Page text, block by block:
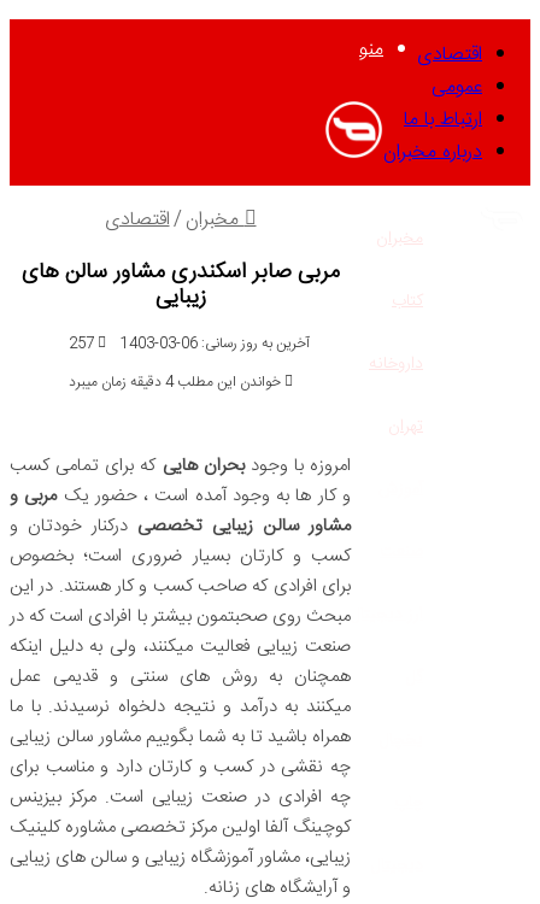
اقتصادی
عمومی
ارتباط با ما
درباره مخبران
منو
مخبران
کتاب
داروخانه
تهران
مخبران/اقتصادی
مربی صابر اسکندری مشاور سالن های
زیبایی
آخرین به روز رسانی: 06-03-1403
257
خواندن این مطلب 4 دقیقه زمان میبرد
امروزه با وجودبحران هاییکه برای تمامی کسب
و کار ها به وجود آمده است ، حضور یکمربی و
مشاور سالن زیبایی تخصصی درکنار خودتان و
کسب و کارتان بسیار ضروری است؛ بخصوص
برای افرادی که صاحب کسب و کار هستند. در این
مبحث روی صحبتمون بیشتر با افرادی است که در
صنعت زیبایی فعالیت میکنند، ولی به دلیل اینکه
همچنان به روش های سنتی و قدیمی عمل
میکنند به درآمد و نتیجه دلخواه نرسیدند. با ما
همراه باشید تا به شما بگوییم مشاور سالن زیبایی
چه نقشی در کسب و کارتان دارد و مناسب برای
چه افرادی در صنعت زیبایی است. مرکز بیزینس
کوچینگ آلفا اولین مرکز تخصصی مشاوره کلینیک
زیبایی، مشاور آموزشگاه‌ زیبایی و سالن های زیبایی
و آرایشگاه های زنانه.